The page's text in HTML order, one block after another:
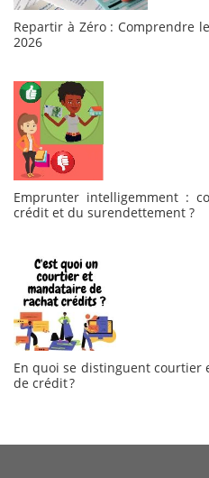
Repartir à Zéro : Comprendre
2026
Emprunter intelligemment :
crédit et du surendettement ?
En quoi se distinguent courtier
de crédit ?